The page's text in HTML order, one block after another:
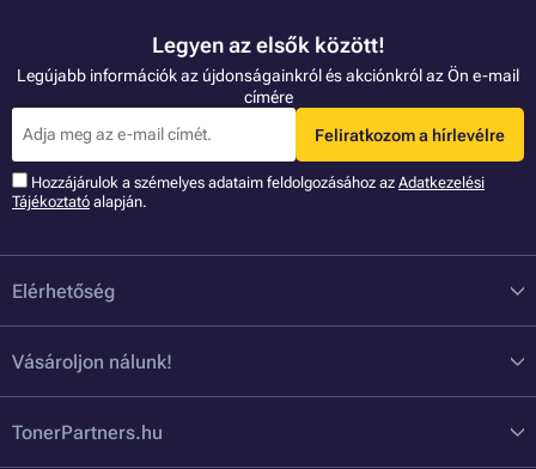
Legyen az elsők között!
Legújabb információk az újdonságainkról és akciónkról az Ön e-mail
címére
Feliratkozom a hírlevélre
Hozzájárulok a szémelyes adataim feldolgozásához az Adatkezelési
Tájékoztató alapján.
Elérhetőség
Vásároljon nálunk!
TonerPartners.hu